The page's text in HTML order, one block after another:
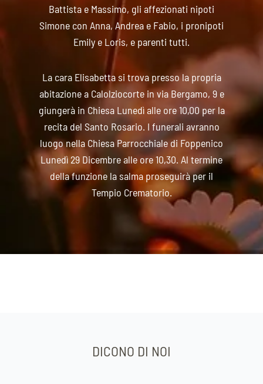
Battista e Massimo, gli affezionati nipoti
Simone con Anna, Andrea e Fabio, i pronipoti
Emily e Loris, e parenti tutti.
La cara Elisabetta si trova presso la propria
abitazione a Calolziocorte in via Bergamo, 9 e
giungerà in Chiesa Lunedì alle ore 10,00 per la
recita del Santo Rosario. I funerali avranno
luogo nella Chiesa Parrocchiale di Foppenico
Lunedì 29 Dicembre alle ore 10,30. Al termine
della funzione la salma proseguirà per il
Tempio Crematorio.
DICONO DI NOI